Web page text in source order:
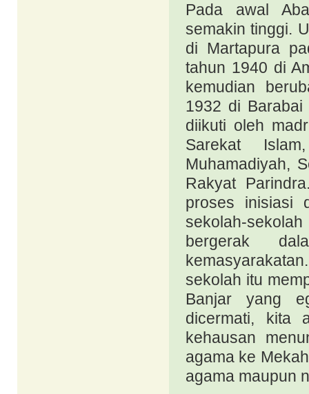
Pada awal
semakin tinggi.
di Martapura
tahun 1940 di
kemudian
1932 di Barabai
diikuti oleh
Sarekat
Muhamadiyah,
Rakyat
proses inisiasi
sekolah-
bergerak
sekolah itu
Banjar yang
dicermati, kita
kehausan
agama ke
agama maupun